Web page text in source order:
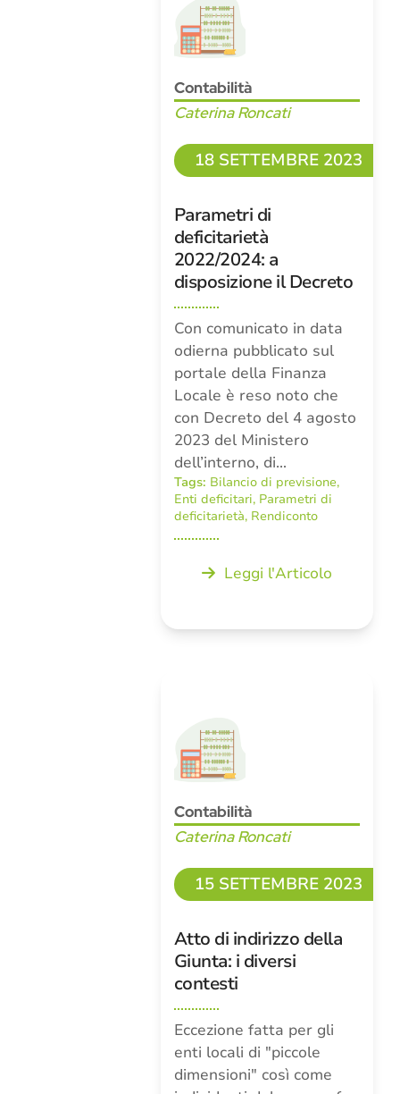
Contabilità
Caterina Roncati
18 SETTEMBRE 2023
Parametri di
deficitarietà
2022/2024: a
disposizione il Decreto
Con comunicato in data
odierna pubblicato sul
portale della Finanza
Locale è reso noto che
con Decreto del 4 agosto
2023 del Ministero
dell’interno, di…
Tags: Bilancio di previsione,
Enti deficitari, Parametri di
deficitarietà, Rendiconto
Leggi l'Articolo
Contabilità
Caterina Roncati
15 SETTEMBRE 2023
Atto di indirizzo della
Giunta: i diversi
contesti
Eccezione fatta per gli
enti locali di "piccole
dimensioni" così come